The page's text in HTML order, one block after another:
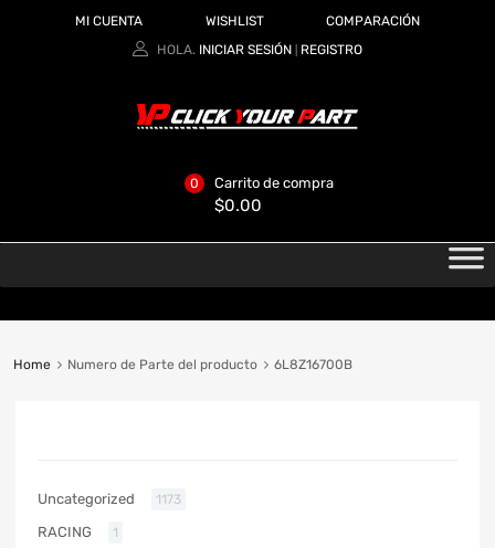
MI CUENTA WISHLIST
COMPARACIÓN
HOLA. INICIAR SESIÓN REGISTRO
Carrito de compra
$0.00
0
Home Numero de Parte del producto 6L8Z16700B
Uncategorized 1173
RACING 1